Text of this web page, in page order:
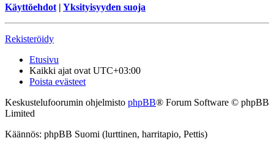
Käyttöehdot | Yksityisyyden suoja
Rekisteröidy
Etusivu
Kaikki ajat ovat UTC+03:00
Poista evästeet
Keskustelufoorumin ohjelmisto phpBB® Forum Software © phpBB
Limited
Käännös: phpBB Suomi (lurttinen, harritapio, Pettis)